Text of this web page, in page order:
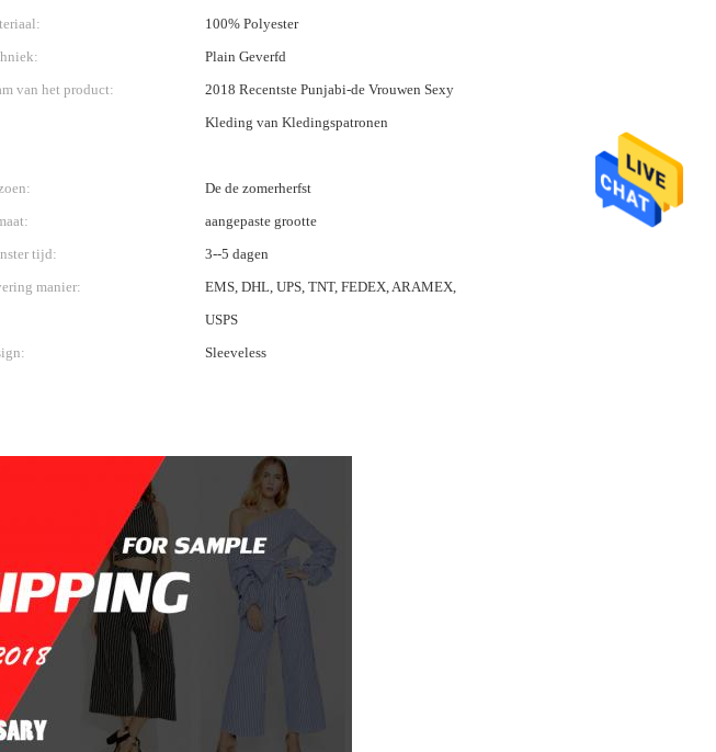
100% Polyester
Plain Geverfd
van het product:
2018 Recentste Punjabi-de Vrouwen Sexy
Kleding van Kledingspatronen
De de zomerherfst
aangepaste grootte
tijd:
3--5 dagen
manier:
EMS, DHL, UPS, TNT, FEDEX, ARAMEX,
USPS
Sleeveless